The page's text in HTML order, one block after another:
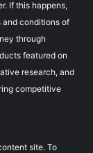
If this happens,
and conditions of
through
featured on
research, and
competitive
site. To